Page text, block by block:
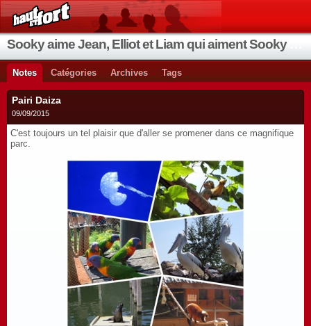
Notes Catégories Archives Tags
Pairi Daiza
09/09/2015
C'est toujours un tel plaisir que d'aller se promener dans ce magnifique
parc.